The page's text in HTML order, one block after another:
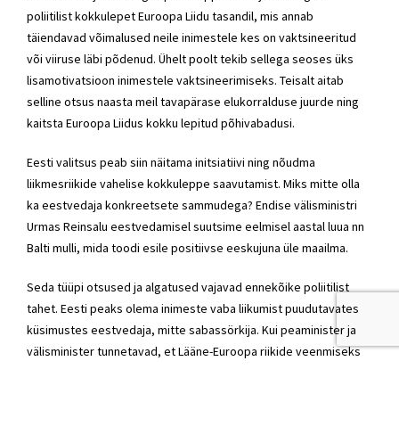
poliitilist kokkulepet Euroopa Liidu tasandil, mis annab
täiendavad võimalused neile inimestele kes on vaktsineeritud
või viiruse läbi põdenud. Ühelt poolt tekib sellega seoses üks
lisamotivatsioon inimestele vaktsineerimiseks. Teisalt aitab
selline otsus naasta meil tavapärase elukorralduse juurde ning
kaitsta Euroopa Liidus kokku lepitud põhivabadusi.
Eesti valitsus peab siin näitama initsiatiivi ning nõudma
liikmesriikide vahelise kokkuleppe saavutamist. Miks mitte olla
ka eestvedaja konkreetsete sammudega? Endise välisministri
Urmas Reinsalu eestvedamisel suutsime eelmisel aastal luua nn
Balti mulli, mida toodi esile positiivse eeskujuna üle maailma.
Seda tüüpi otsused ja algatused vajavad ennekõike poliitilist
tahet. Eesti peaks olema inimeste vaba liikumist puudutavates
küsimustes eestvedaja, mitte sabassörkija. Kui peaminister ja
välisminister tunnetavad, et Lääne-Euroopa riikide veenmiseks